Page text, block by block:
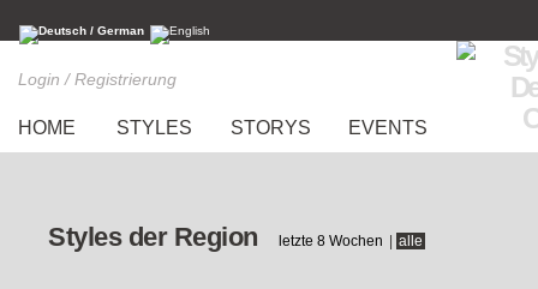
Login / Registrierung
HOME STYLES STORYS EVENTS
Styles der Region letzte 8 Wochen alle